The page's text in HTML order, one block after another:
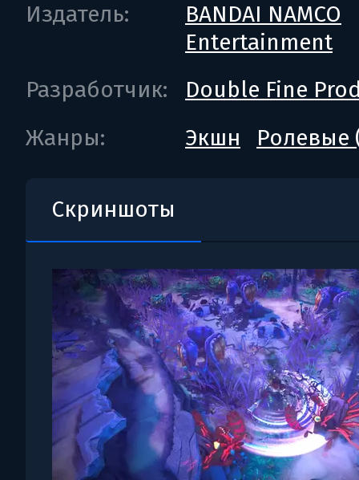
Издатель:
BANDAI NAMCO
Entertainment
Разработчик:
Double Fine
Жанры:
Экшн Ролевые
Скриншоты